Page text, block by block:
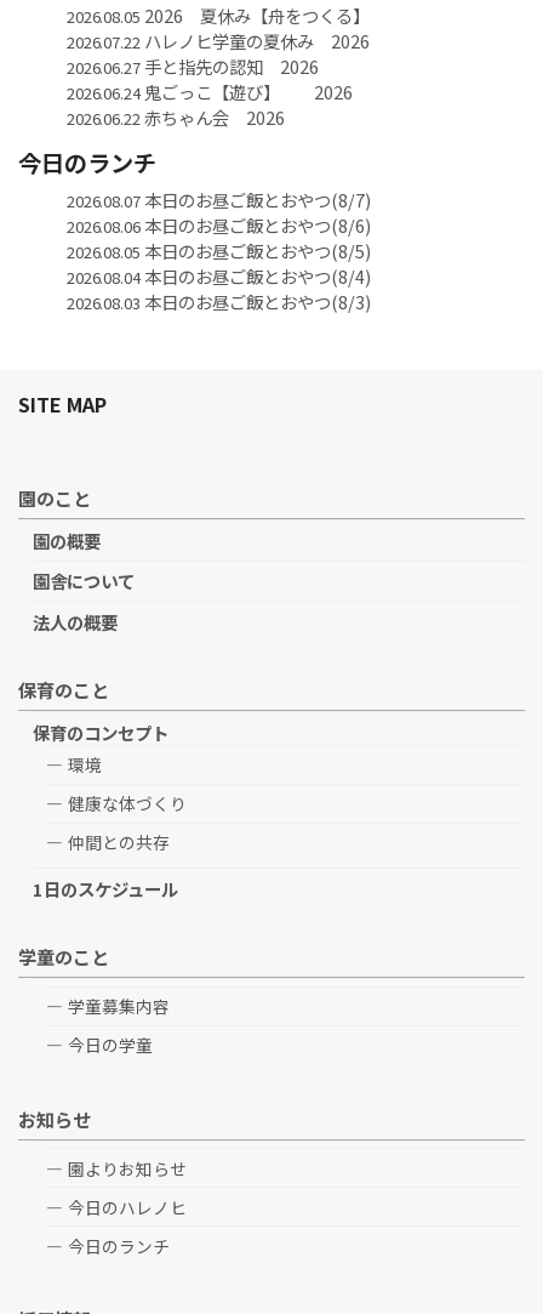
2026.08.05 2026 夏休み【舟をつくる】
2026.07.22 ハレノヒ学童の夏休み 2026
2026.06.27手と指先の認知 2026
2026.06.24鬼ごっこ【遊び】 2026
2026.06.22赤ちゃん会 2026
今日のランチ
2026.08.07本日のお昼ご飯とおやつ(8/7)
2026.08.06本日のお昼ご飯とおやつ(8/6)
2026.08.05 本日のお昼ご飯とおやつ(8/5)
2026.08.04本日のお昼ご飯とおやつ(8/4)
2026.08.03 本日のお昼ご飯とおやつ(8/3)
SITE MAP
園のこと
園の概要
園舎について
法人の概要
保育のこと
保育のコンセプト
環境
健康な体づくり
仲間との共存
1日のスケジュール
学童のこと
学童募集内容
今日の学童
お知らせ
園よりお知らせ
今日のハレノヒ
今日のランチ